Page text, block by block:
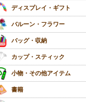
ディスプレイ・ギフト
バルーン・フラワー
バッグ・収納
カップ・スティック
小物・その他アイテム
書籍